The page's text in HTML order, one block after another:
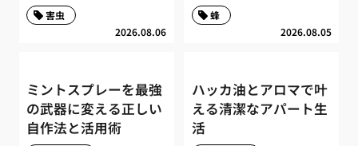
2026.08.06
害虫
2026.08.05
蜂
ミントスプレーを最強
の武器に変える正しい
自作法と活用術
ハッカ油とアロマで叶
える清潔なアパート生
活